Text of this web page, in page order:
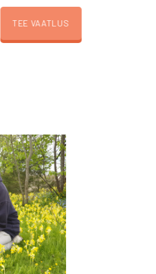
TEE VAATLUS